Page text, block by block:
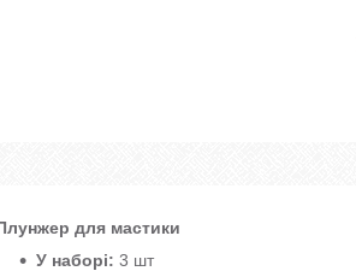
для мастики
У наборі: 3 шт